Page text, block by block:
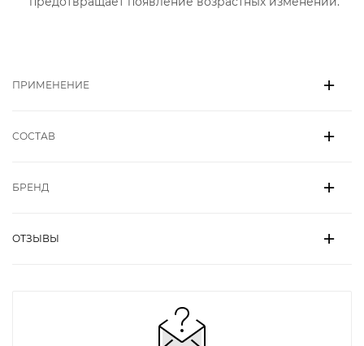
ПРИМЕНЕНИЕ
СОСТАВ
БРЕНД
ОТЗЫВЫ